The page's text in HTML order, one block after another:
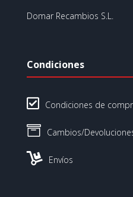
Domar Recambios S.L.
Condiciones
 Condiciones de
 Cambios/
 Envíos